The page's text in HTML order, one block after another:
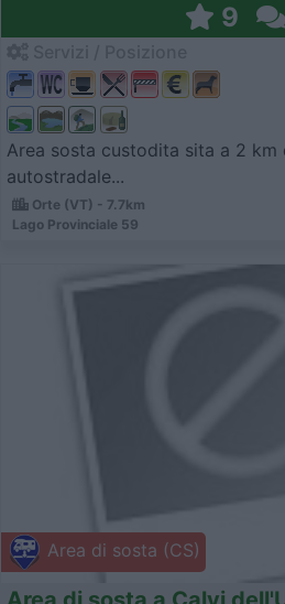
9
Area sosta custodita sita a 2 km
autostradale...
Orte (VT) - 7.7km
Lago Provinciale 59
Area di sosta (CS)